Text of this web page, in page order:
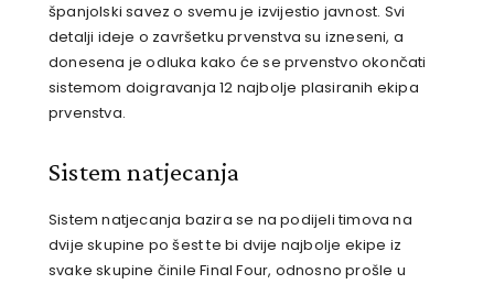
španjolski savez o svemu je izvijestio javnost. Svi
detalji ideje o završetku prvenstva su izneseni, a
donesena je odluka kako će se prvenstvo okončati
sistemom doigravanja 12 najbolje plasiranih ekipa
prvenstva.
Sistem natjecanja
Sistem natjecanja bazira se na podijeli timova na
dvije skupine po šest te bi dvije najbolje ekipe iz
svake skupine činile Final Four, odnosno prošle u